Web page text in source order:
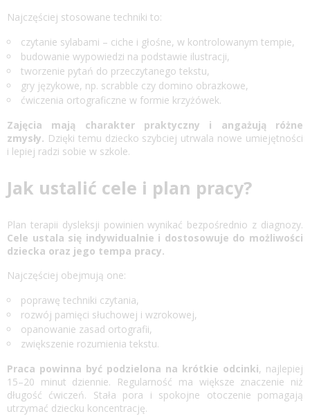
Najczęściej stosowane techniki to:
czytanie sylabami – ciche i głośne, w kontrolowanym tempie,
budowanie wypowiedzi na podstawie ilustracji,
tworzenie pytań do przeczytanego tekstu,
gry językowe, np. scrabble czy domino obrazkowe,
ćwiczenia ortograficzne w formie krzyżówek.
Zajęcia mają charakter praktyczny i angażują różne
zmysły. Dzięki temu dziecko szybciej utrwala nowe umiejętności
i lepiej radzi sobie w szkole.
Jak ustalić cele i plan pracy?
Plan terapii dysleksji powinien wynikać bezpośrednio z diagnozy.
Cele ustala się indywidualnie i dostosowuje do możliwości
dziecka oraz jego tempa pracy.
Najczęściej obejmują one:
poprawę techniki czytania,
rozwój pamięci słuchowej i wzrokowej,
opanowanie zasad ortografii,
zwiększenie rozumienia tekstu.
Praca powinna być podzielona na krótkie odcinki, najlepiej
15–20 minut dziennie. Regularność ma większe znaczenie niż
długość ćwiczeń. Stała pora i spokojne otoczenie pomagają
utrzymać dziecku koncentrację.